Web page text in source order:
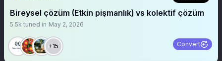
Bireysel çözüm (Etkin pişmanlık) vs kolektif çözüm
5.5k tuned in May 2, 2026
+15 Convert